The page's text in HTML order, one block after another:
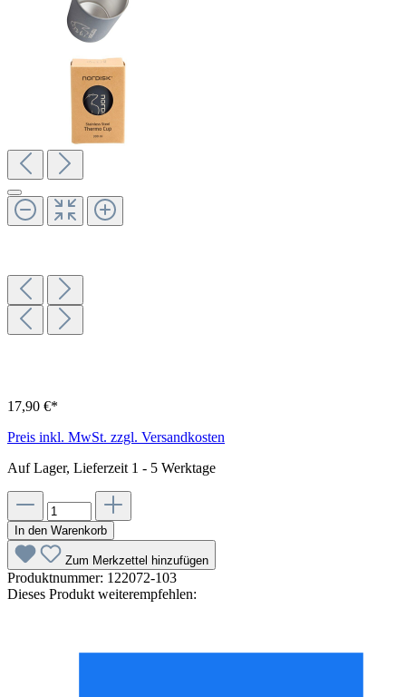
17,90 €*
Preis inkl. MwSt. zzgl. Versandkosten
Auf Lager, Lieferzeit 1 - 5 Werktage
In den Warenkorb
Zum Merkzettel hinzufügen
Produktnummer: 122072-103
Dieses Produkt weiterempfehlen: